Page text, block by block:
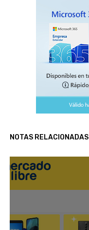
NOTAS RELACIONADAS